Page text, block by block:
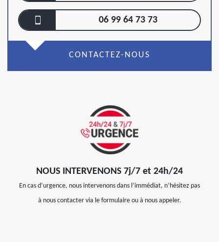
06 99 64 73 73
CONTACTEZ-NOUS
NOUS INTERVENONS 7j/7 et 24h/24
En cas d’urgence, nous intervenons dans l’immédiat, n’hésitez pas
à nous contacter via le formulaire ou à nous appeler.